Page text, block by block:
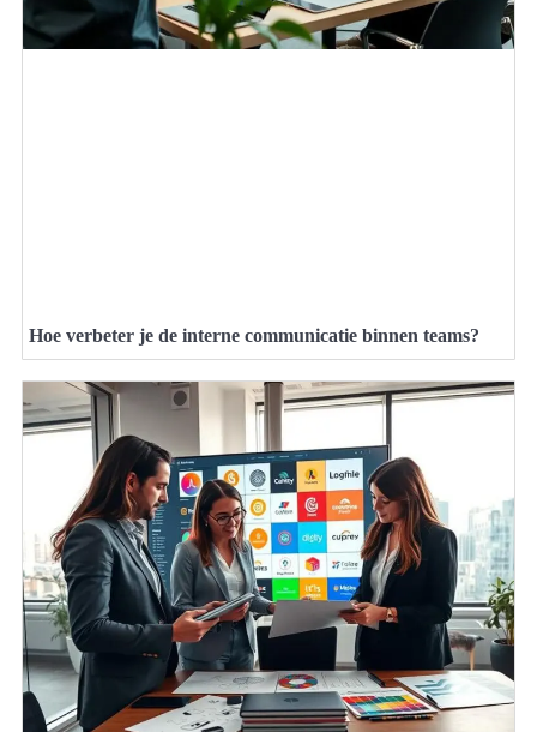
Hoe verbeter je de interne communicatie binnen teams?